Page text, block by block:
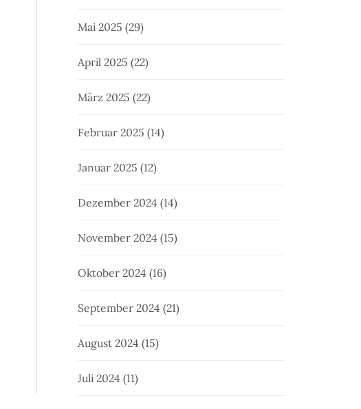
Mai 2025 (29)
April 2025 (22)
März 2025 (22)
Februar 2025 (14)
Januar 2025 (12)
Dezember 2024 (14)
November 2024 (15)
Oktober 2024 (16)
September 2024 (21)
August 2024 (15)
Juli 2024 (11)